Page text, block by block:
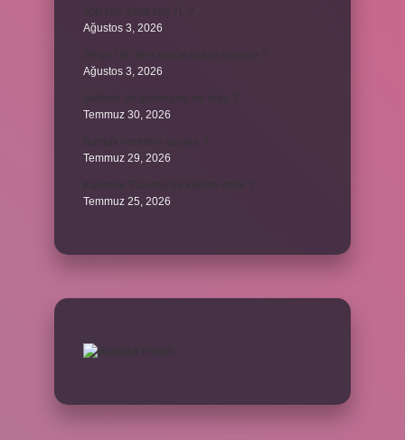
Ağustos 3, 2026
Ağustos 3, 2026
Temmuz 30, 2026
Temmuz 29, 2026
Temmuz 25, 2026